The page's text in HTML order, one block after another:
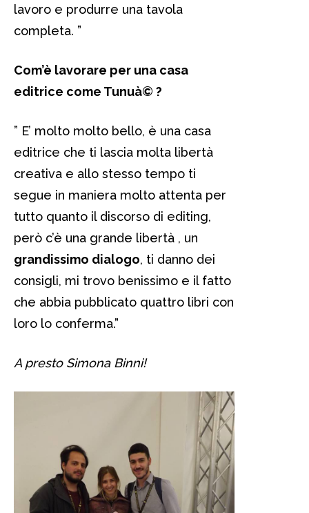
lavoro e produrre una tavola
completa. ”
Com’è lavorare per una casa
editrice come Tunuà© ?
” E’ molto molto bello, è una casa
editrice che ti lascia molta libertà
creativa e allo stesso tempo ti
segue in maniera molto attenta per
tutto quanto il discorso di editing,
però c’è una grande libertà , un
grandissimo dialogo, ti danno dei
consigli, mi trovo benissimo e il fatto
che abbia pubblicato quattro libri con
loro lo conferma.”
A presto Simona Binni!